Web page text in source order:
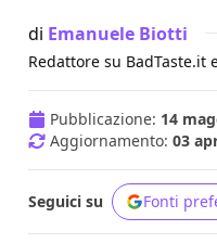
di Emanuele Biotti
Redattore su BadTaste.it
Pubblicazione: 14
Aggiornamento: 03
Seguici su Fonti